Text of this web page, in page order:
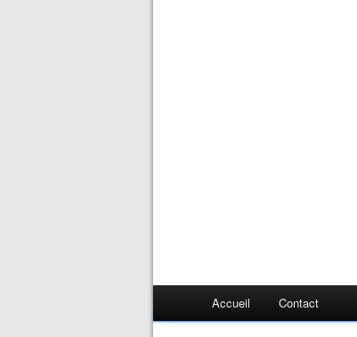
Accueil Contact